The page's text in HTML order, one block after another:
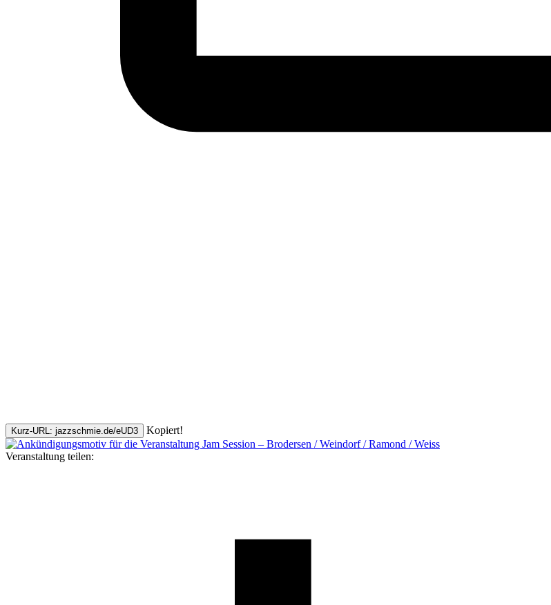
Kurz-URL: jazzschmie.de/eUD3 Kopiert!
Veranstaltung teilen: